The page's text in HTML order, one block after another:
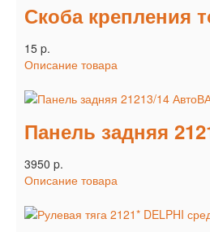
Скоба крепления
15 p.
Описание товара
Панель задняя
3950 p.
Описание товара